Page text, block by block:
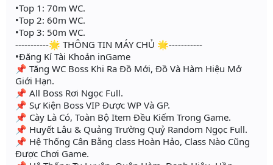
•Top 1: 70m WC.
•Top 2: 60m WC.
•Top 3: 50m WC.
-----------🌟 THÔNG TIN MÁY CHỦ 🌟-----------
•Đăng Kí Tài Khoản inGame
📌 Tăng WC Boss Khi Ra Đồ Mới, Đồ Và Hàm Hiệu Mở
Giới Hạn.
📌 All Boss Rơi Ngọc Full.
📌 Sự Kiện Boss VIP Được WP Và GP.
📌 Cày Là Có, Toàn Bộ Item Đều Kiếm Trong Game.
📌 Huyết Lâu & Quảng Trường Quỷ Random Ngọc Full.
📌 Hệ Thống Cân Bằng class Hoàn Hảo, Class Nào Cũng
Được Chơi Game.